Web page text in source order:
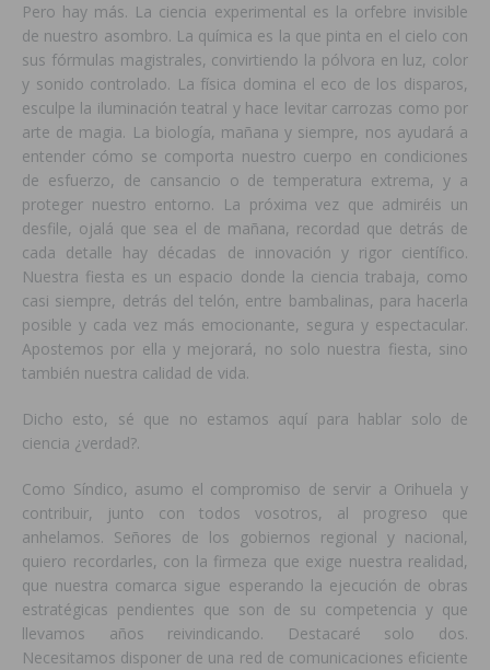
Pero hay más. La ciencia experimental es la orfebre invisible
de nuestro asombro. La química es la que pinta en el cielo con
sus fórmulas magistrales, convirtiendo la pólvora en luz, color
y sonido controlado. La física domina el eco de los disparos,
esculpe la iluminación teatral y hace levitar carrozas como por
arte de magia. La biología, mañana y siempre, nos ayudará a
entender cómo se comporta nuestro cuerpo en condiciones
de esfuerzo, de cansancio o de temperatura extrema, y a
proteger nuestro entorno. La próxima vez que admiréis un
desfile, ojalá que sea el de mañana, recordad que detrás de
cada detalle hay décadas de innovación y rigor científico.
Nuestra fiesta es un espacio donde la ciencia trabaja, como
casi siempre, detrás del telón, entre bambalinas, para hacerla
posible y cada vez más emocionante, segura y espectacular.
Apostemos por ella y mejorará, no solo nuestra fiesta, sino
también nuestra calidad de vida.
Dicho esto, sé que no estamos aquí para hablar solo de
ciencia ¿verdad?.
Como Síndico, asumo el compromiso de servir a Orihuela y
contribuir, junto con todos vosotros, al progreso que
anhelamos. Señores de los gobiernos regional y nacional,
quiero recordarles, con la firmeza que exige nuestra realidad,
que nuestra comarca sigue esperando la ejecución de obras
estratégicas pendientes que son de su competencia y que
llevamos años reivindicando. Destacaré solo dos.
Necesitamos disponer de una red de comunicaciones eficiente